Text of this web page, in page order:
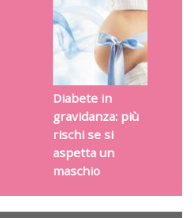
Diabete in
gravidanza: più
rischi se si
aspetta un
maschio